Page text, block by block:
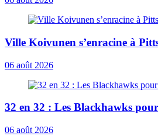
Ville Koivunen s’enracine à
06 août 2026
32 en 32 : Les Blackhawks
06 août 2026